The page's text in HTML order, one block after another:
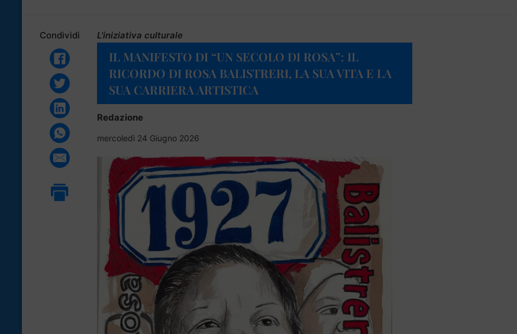
Condividi L'iniziativa culturale
IL MANIFESTO DI “UN SECOLO DI ROSA”: IL
RICORDO DI ROSA BALISTRERI, LA SUA VITA E LA
SUA CARRIERA ARTISTICA
Redazione
mercoledì 24 Giugno 2026